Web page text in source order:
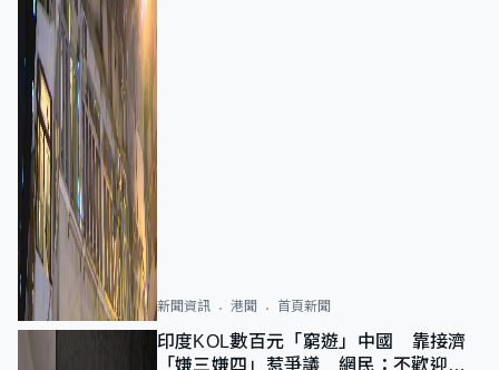
新聞資訊 港聞 首頁新聞
印度KOL數百元「窮遊」中國 靠接濟
「嫌三嫌四」惹爭議 網民：不歡迎劣